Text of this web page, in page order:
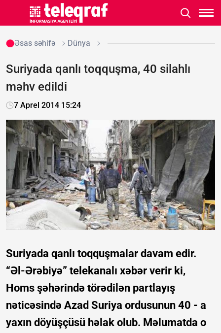
Əsas səhifə Dünya
Suriyada qanlı toqquşma, 40 silahlı
məhv edildi
7 Aprel 2014 15:24
Suriyada qanlı toqquşmalar davam edir.
“Əl-Ərəbiyə” telekanalı xəbər verir ki,
Homs şəhərində törədilən partlayış
nəticəsində Azad Suriya ordusunun 40 - a
yaxın döyüşçüsü həlak olub. Məlumatda o